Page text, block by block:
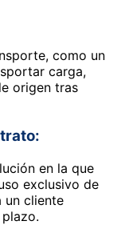
como un
carga,
origen tras
en la que
exclusivo de
un cliente